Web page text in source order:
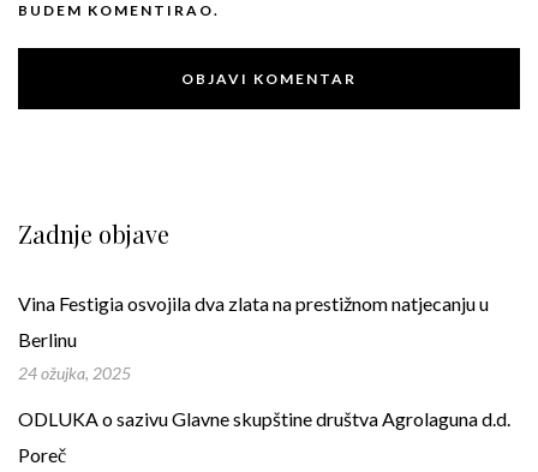
BUDEM KOMENTIRAO.
Zadnje objave
Vina Festigia osvojila dva zlata na prestižnom natjecanju u
Berlinu
24 ožujka, 2025
ODLUKA o sazivu Glavne skupštine društva Agrolaguna d.d.
Poreč